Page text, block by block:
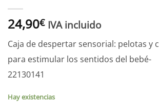
24,90€ IVA incluido
Caja de despertar sensorial: pelotas y
para estimular los sentidos del bebé-
22130141
Hay existencias